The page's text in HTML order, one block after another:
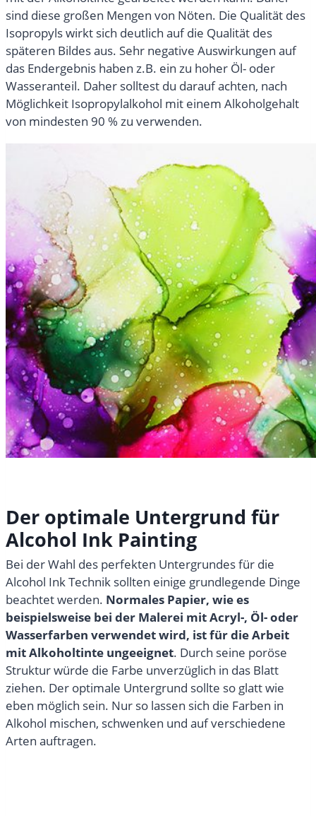
sind diese großen Mengen von Nöten. Die Qualität des
Isopropyls wirkt sich deutlich auf die Qualität des
späteren Bildes aus. Sehr negative Auswirkungen auf
das Endergebnis haben z.B. ein zu hoher Öl- oder
Wasseranteil. Daher solltest du darauf achten, nach
Möglichkeit Isopropylalkohol mit einem Alkoholgehalt
von mindesten 90 % zu verwenden.
Der optimale Untergrund für
Alcohol Ink Painting
Bei der Wahl des perfekten Untergrundes für die
Alcohol Ink Technik sollten einige grundlegende Dinge
beachtet werden. Normales Papier, wie es
beispielsweise bei der Malerei mit Acryl-, Öl- oder
Wasserfarben verwendet wird, ist für die Arbeit
mit Alkoholtinte ungeeignet. Durch seine poröse
Struktur würde die Farbe unverzüglich in das Blatt
ziehen. Der optimale Untergrund sollte so glatt wie
eben möglich sein. Nur so lassen sich die Farben in
Alkohol mischen, schwenken und auf verschiedene
Arten auftragen.